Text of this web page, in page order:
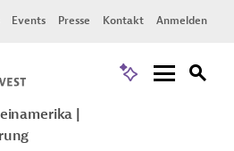
Events Presse Kontakt Anmelden